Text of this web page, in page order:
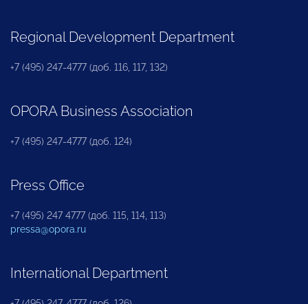
Regional Development Department
+7 (495) 247-4777 (доб. 116, 117, 132)
OPORA Business Association
+7 (495) 247-4777 (доб. 124)
Press Office
+7 (495) 247 4777 (доб. 115, 114, 113)
pressa@opora.ru
International Department